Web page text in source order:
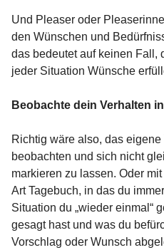
Und Pleaser oder
den Wünschen und
das bedeutet auf keinen Fall,
jeder Situation Wünsche
Beobachte dein Verhalten
Richtig wäre also, das
beobachten und sich nicht
markieren zu lassen. Oder
Art Tagebuch, in das du
Situation du „wieder einmal“
gesagt hast und was du
Vorschlag oder Wunsch